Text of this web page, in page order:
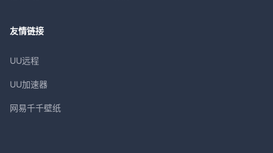
友情链接
UU远程
UU加速器
网易千千壁纸